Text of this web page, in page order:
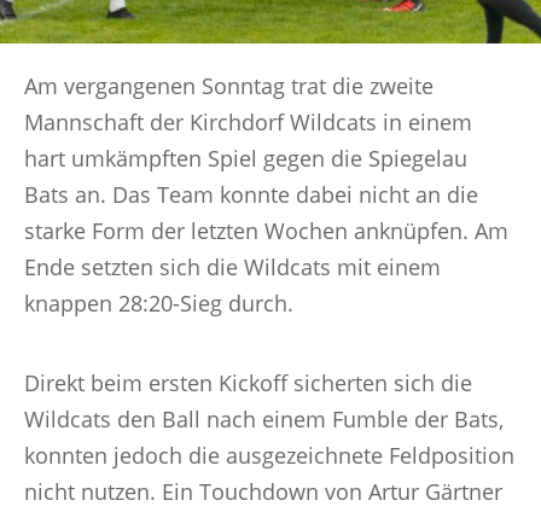
Am vergangenen Sonntag trat die zweite
Mannschaft der Kirchdorf Wildcats in einem
hart umkämpften Spiel gegen die Spiegelau
Bats an. Das Team konnte dabei nicht an die
starke Form der letzten Wochen anknüpfen. Am
Ende setzten sich die Wildcats mit einem
knappen 28:20-Sieg durch.
Direkt beim ersten Kickoff sicherten sich die
Wildcats den Ball nach einem Fumble der Bats,
konnten jedoch die ausgezeichnete Feldposition
nicht nutzen. Ein Touchdown von Artur Gärtner